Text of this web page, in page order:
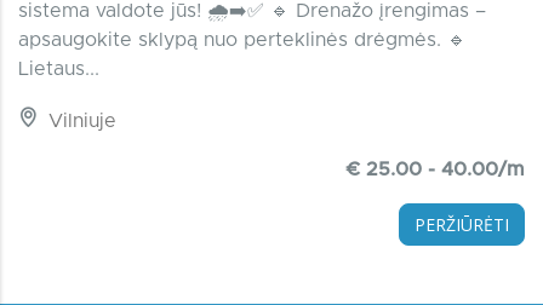
sistema valdote jūs! 🌧️➡️✅ 🔹 Drenažo įrengimas –
apsaugokite sklypą nuo perteklinės drėgmės. 🔹
Lietaus...
Vilniuje
€ 25.00 - 40.00/m
PERŽIŪRĖTI